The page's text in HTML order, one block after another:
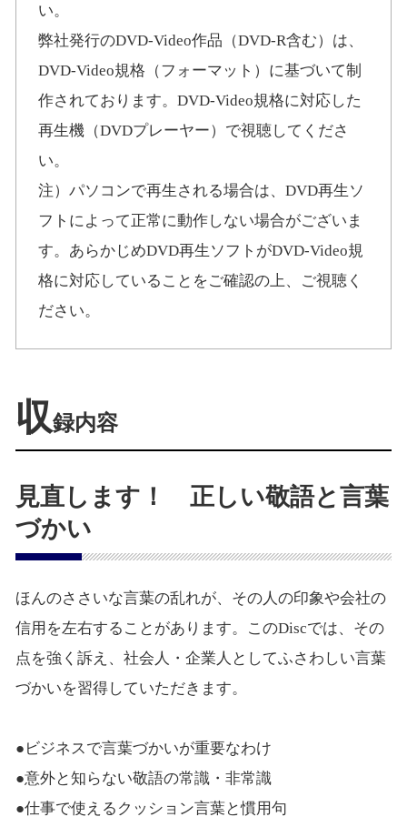
い。
弊社発行のDVD-Video作品（DVD-R含む）は、
DVD-Video規格（フォーマット）に基づいて制
作されております。DVD-Video規格に対応した
再生機（DVDプレーヤー）で視聴してくださ
い。
注）パソコンで再生される場合は、DVD再生ソ
フトによって正常に動作しない場合がございま
す。あらかじめDVD再生ソフトがDVD-Video規
格に対応していることをご確認の上、ご視聴く
ださい。
収録内容
見直します！ 正しい敬語と言葉
づかい
ほんのささいな言葉の乱れが、その人の印象や会社の
信用を左右することがあります。このDiscでは、その
点を強く訴え、社会人・企業人としてふさわしい言葉
づかいを習得していただきます。
●ビジネスで言葉づかいが重要なわけ
●意外と知らない敬語の常識・非常識
●仕事で使えるクッション言葉と慣用句